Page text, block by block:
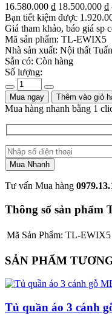
16.580.000 ₫ 18.500.000 ₫
Bạn tiết kiệm được
Giá tham khảo, báo giá sp
Mã sản phẩm: TL-EWIX5
Nhà sản xuất: Nội thất
Sẵn có: Còn hàng
Số lượng:
Mua ngay Thêm vào giỏ
Mua hàng nhanh bằng 1
Tư vấn Mua hàng
Thông số sản phẩm
Mã Sản Phẩm: TL-EWIX5
SẢN PHẨM
Tủ quần áo 3 cánh